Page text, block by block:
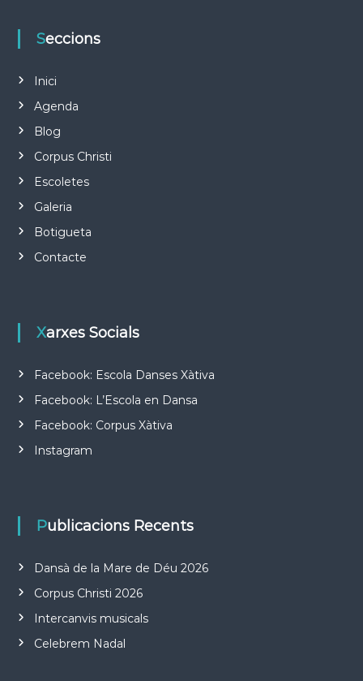
Seccions
Inici
Agenda
Blog
Corpus Christi
Escoletes
Galeria
Botigueta
Contacte
Xarxes Socials
Facebook: Escola Danses Xàtiva
Facebook: L’Escola en Dansa
Facebook: Corpus Xàtiva
Instagram
Publicacions Recents
Dansà de la Mare de Déu 2026
Corpus Christi 2026
Intercanvis musicals
Celebrem Nadal